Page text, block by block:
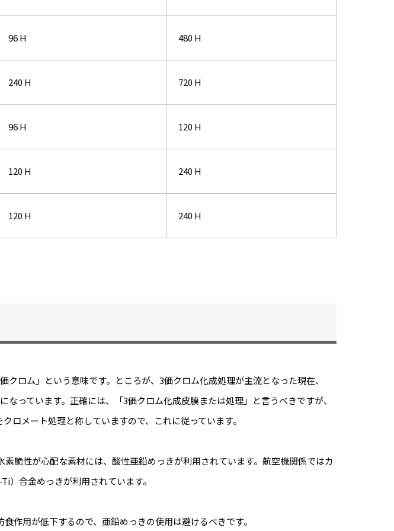
96 H 480 H
240 H 720 H
96 H 120 H
120 H 240 H
120 H 240 H
クロム」という意味です。ところが、3価クロム化成処理が主流となった現在、
なっています。正確には、「3価クロム化成皮膜または処理」と言うべきですが、
ロメート処理と称していますので、これに従っています。
脆性が心配な素材には、酸性亜鉛めっきが利用されています。航空機関係ではカ
）合金めっきが利用されています。
作用が低下するので、亜鉛めっきの使用は避けるべきです。